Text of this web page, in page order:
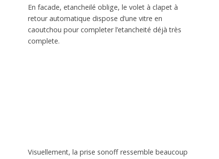
En facade, etancheilé oblige, le volet à clapet à
retour automatique dispose d’une vitre en
caoutchou pour completer l’etancheité déjà très
complete.
Visuellement, la prise sonoff ressemble beaucoup